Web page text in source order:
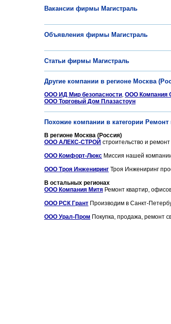
Вакансии фирмы Магистраль
Объявления фирмы Магистраль
Статьи фирмы Магистраль
Другие компании в регионе Москва
ООО ИД Мир безопасности, ООО Компания
ООО Торговый Дом Плазастоун
Похожие компании в категории
В регионе Москва (Россия)
ООО АЛЕКС-СТРОЙ строительство и
ООО Комфорт-Люкс Миссия нашей
ООО Троя Инжениринг Троя Инжениринг
В остальных регионах
ООО Компания Митя Ремонт квартир,
ООО РСК Грант Производим в Санкт-
ООО Урал-Пром Покупка, продажа, ремонт